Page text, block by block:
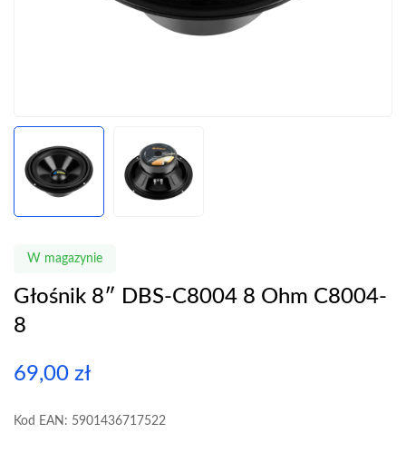
W magazynie
Głośnik 8″ DBS-C8004 8 Ohm C8004-
8
69,00 zł
Kod EAN: 5901436717522